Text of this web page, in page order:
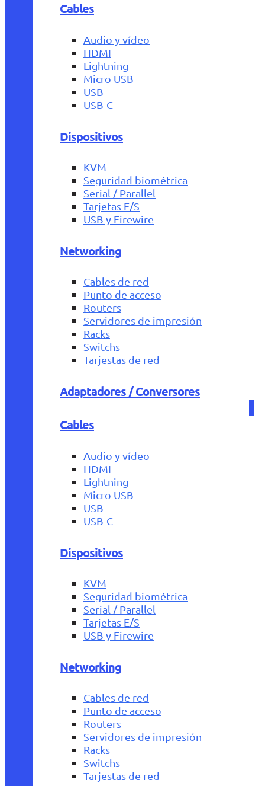
Cables
Audio y vídeo
HDMI
Lightning
Micro USB
USB
USB-C
Dispositivos
KVM
Seguridad biométrica
Serial / Parallel
Tarjetas E/S
USB y Firewire
Networking
Cables de red
Punto de acceso
Routers
Servidores de impresión
Racks
Switchs
Tarjestas de red
Adaptadores / Conversores
Cables
Audio y vídeo
HDMI
Lightning
Micro USB
USB
USB-C
Dispositivos
KVM
Seguridad biométrica
Serial / Parallel
Tarjetas E/S
USB y Firewire
Networking
Cables de red
Punto de acceso
Routers
Servidores de impresión
Racks
Switchs
Tarjestas de red